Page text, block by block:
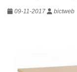
09-11-2017 bictweb